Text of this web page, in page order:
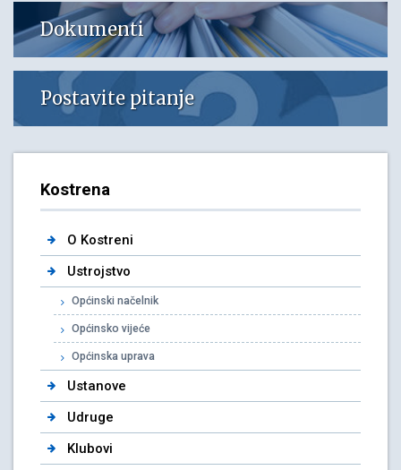
Dokumenti
Postavite pitanje
Kostrena
O Kostreni
Ustrojstvo
Općinski načelnik
Općinsko vijeće
Općinska uprava
Ustanove
Udruge
Klubovi